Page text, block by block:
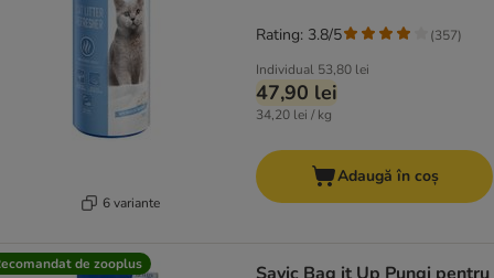
6 variante
Individual 53,80 lei
47,90 lei
34,20 lei / kg
Rating: 3.8/5 (357)
Adaugă în coș
de zooplus